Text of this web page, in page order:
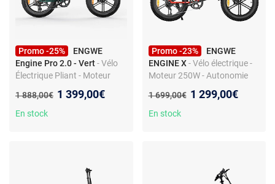
Promo -25%
ENGWE
Engine Pro 2.0 - Vert- Vélo
Électrique Pliant - Moteur
Autonomie 110KM
Ancien prix :
1 888,00€ Nouveau prix :
1 399,00€
En stock
Promo -23%
ENGWE
ENGINE X - Vélo électrique -
Moteur 250W - Autonomie
Suspensions hydrauliques
Ancien prix :
1 699,00€ Nouveau prix :
1 299,00€
En stock